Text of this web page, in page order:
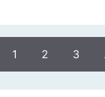
1 2 3